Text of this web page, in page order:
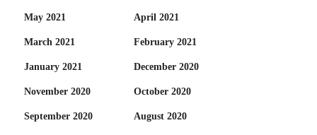
May 2021 April 2021
March 2021 February 2021
January 2021 December 2020
November 2020 October 2020
September 2020 August 2020